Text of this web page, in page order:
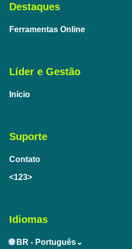
Destaques
Ferramentas Online
Líder e Gestão
Início
Suporte
Contato
<123>
Idiomas
🌐 BR - Português⌄